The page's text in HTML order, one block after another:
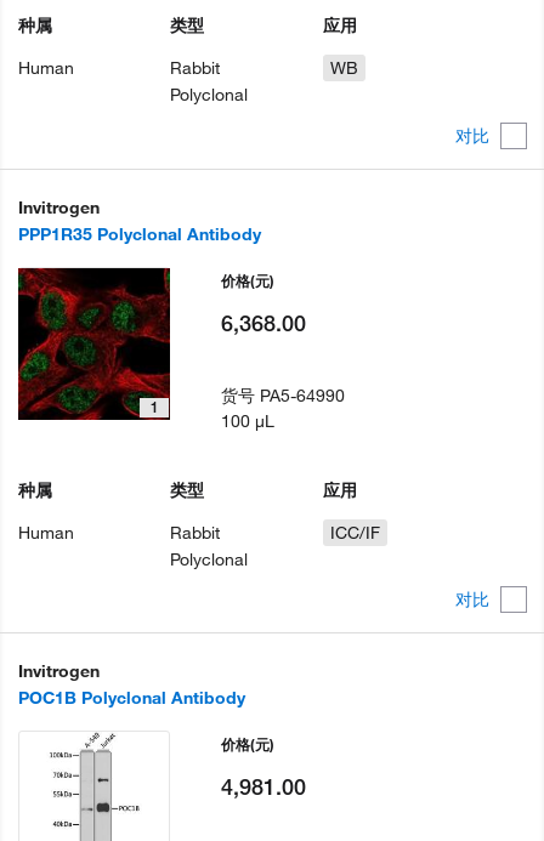
对比
种属
Human
类型
Rabbit
Polyclonal
应用
WB
Invitrogen
PPP1R35 Polyclonal Antibody
对比
1
种属
Human
类型
Rabbit
Polyclonal
应用
ICC/IF
价格(元)
6,368.00
货号 PA5-64990
100 µL
Invitrogen
POC1B Polyclonal Antibody
价格(元)
4,981.00